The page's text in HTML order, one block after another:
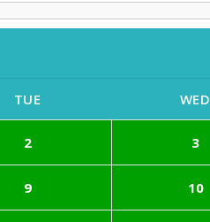
TUE WED
2 3
9 10